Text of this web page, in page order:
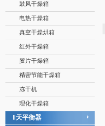
鼓风干燥箱
电热干燥箱
真空干燥烘箱
红外干燥箱
胶片干燥箱
精密节能干燥箱
冻干机
理化干燥箱
天平衡器